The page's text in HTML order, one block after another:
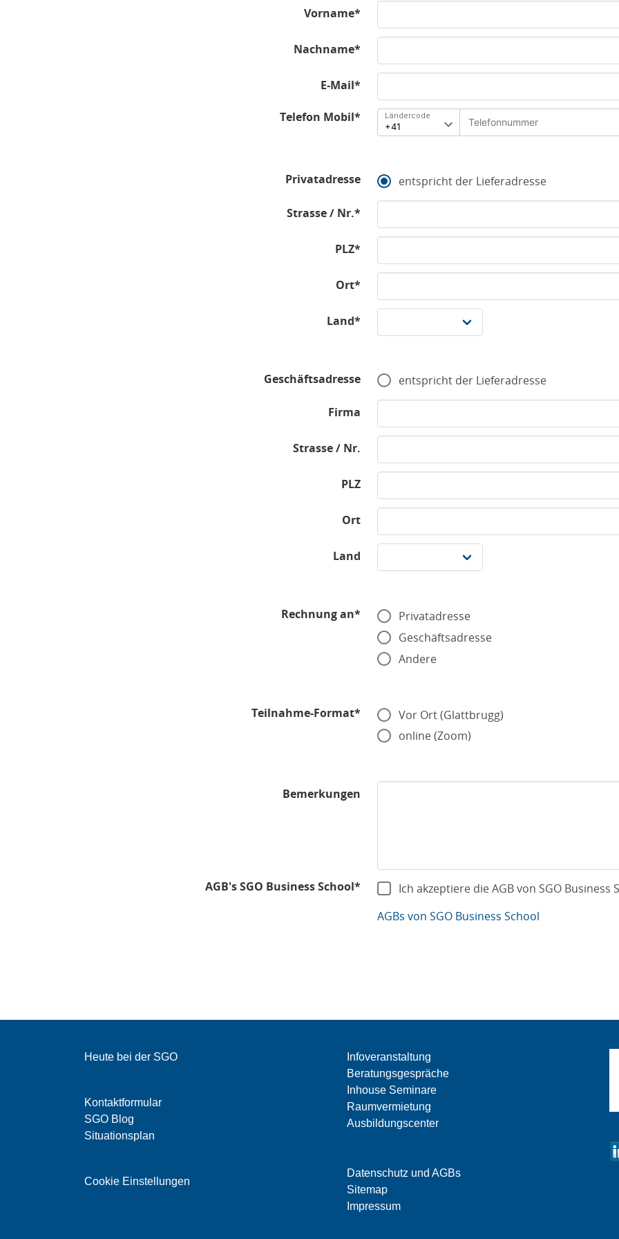
Vorname*
Nachname*
E-Mail*
Telefon Mobil* Ländercode
Privatadresse entspricht der Lieferadresse
Strasse / Nr.*
PLZ*
Ort*
Land*
Geschäftsadresse entspricht der Lieferadresse
Firma
Strasse / Nr.
PLZ
Ort
Land
Rechnung an*
Privatadresse
Geschäftsadresse
Andere
Teilnahme-Format*
Vor Ort (Glattbrugg)
online (Zoom)
Bemerkungen
AGB's SGO Business School*
Ich akzeptiere die AGB von SGO Business
AGBs von SGO Business School
Heute bei der SGO
Kontaktformular
SGO Blog
Situationsplan
Cookie Einstellungen
Infoveranstaltung
Beratungsgespräche
Inhouse Seminare
Raumvermietung
Ausbildungscenter
Datenschutz und AGBs
Sitemap
Impressum